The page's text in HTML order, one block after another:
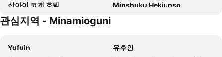
산아이 코겐 호텔
Minshuku Hekiunso
아소 플라자 호텔
Sanai Kogen Hotel
Genryu No Yado Hozantei
관심지역 - Minamioguni
Yufuin
유후인